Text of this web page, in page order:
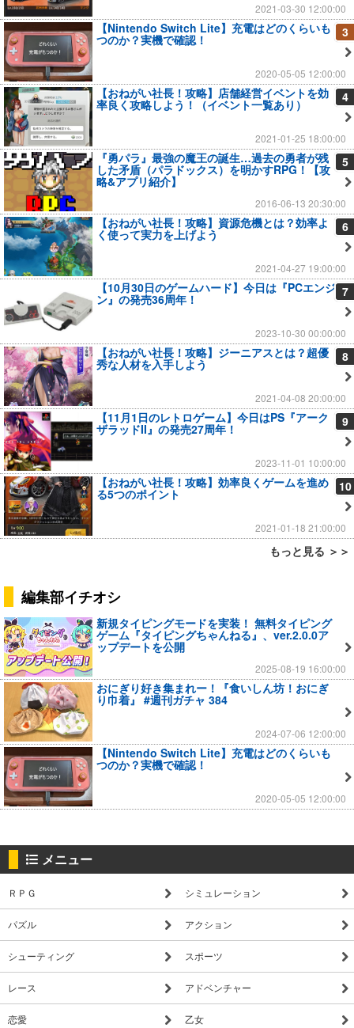
2021-03-30 12:00:00
3
【Nintendo Switch Lite】充電はどのくらいも
つのか？実機で確認！
2020-05-05 12:00:00
4
【おねがい社長！攻略】店舗経営イベントを効
率良く攻略しよう！（イベント一覧あり）
2021-01-25 18:00:00
5
『勇パラ』最強の魔王の誕生…過去の勇者が残
した矛盾（パラドックス）を明かすRPG！【攻
略&アプリ紹介】
2016-06-13 20:30:00
6
【おねがい社長！攻略】資源危機とは？効率よ
く使って実力を上げよう
2021-04-27 19:00:00
7
【10月30日のゲームハード】今日は『PCエンジ
ン』の発売36周年！
2023-10-30 00:00:00
8
【おねがい社長！攻略】ジーニアスとは？超優
秀な人材を入手しよう
2021-04-08 20:00:00
9
【11月1日のレトロゲーム】今日はPS『アーク
ザラッドII』の発売27周年！
2023-11-01 10:00:00
10
【おねがい社長！攻略】効率良くゲームを進め
る5つのポイント
2021-01-18 21:00:00
もっと見る ＞＞
編集部イチオシ
新規タイピングモードを実装！ 無料タイピング
ゲーム『タイピングちゃんねる』、ver.2.0.0ア
ップデートを公開
2025-08-19 16:00:00
おにぎり好き集まれー！『食いしん坊！おにぎ
り巾着』 #週刊ガチャ 384
2024-07-06 12:00:00
【Nintendo Switch Lite】充電はどのくらいも
つのか？実機で確認！
2020-05-05 12:00:00
メニュー
ＲＰＧ シミュレーション
パズル アクション
シューティング スポーツ
レース アドベンチャー
恋愛 乙女